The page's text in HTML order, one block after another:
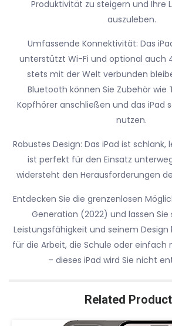
Produktivität zu steigern und Ihre
auszuleben.
Umfassende Konnektivität: Das
unterstützt Wi-Fi und optional auch
stets mit der Welt verbunden
Bluetooth können Sie Zubehör wie
Kopfhörer anschließen und das iPad
nutzen.
Robustes Design: Das iPad ist schlank,
ist perfekt für den Einsatz
widersteht den Herausforderungen
Entdecken Sie die grenzenlosen
Generation (2022) und lassen Sie
Leistungsfähigkeit und seinem Design
für die Arbeit, die Schule oder einfach
– dieses iPad wird Sie nicht
Related